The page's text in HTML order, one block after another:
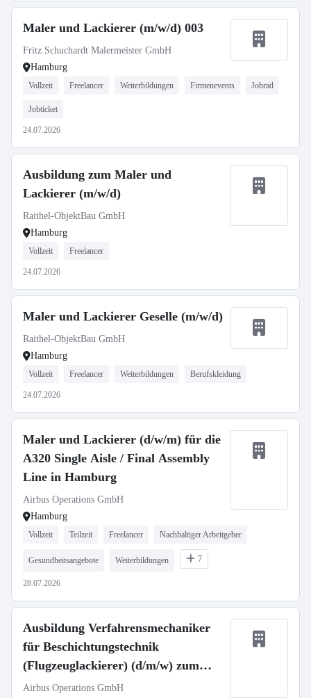
Maler und Lackierer (m/w/d) 003
Fritz Schuchardt Malermeister GmbH
Hamburg
Vollzeit Freelancer Weiterbildungen Firmenevents Jobrad
Jobticket
24.07.2026
Ausbildung zum Maler und
Lackierer (m/w/d)
Raithel-ObjektBau GmbH
Hamburg
Vollzeit Freelancer
24.07.2026
Maler und Lackierer Geselle (m/w/d)
Raithel-ObjektBau GmbH
Hamburg
Vollzeit Freelancer Weiterbildungen Berufskleidung
24.07.2026
Maler und Lackierer (d/w/m) für die
A320 Single Aisle / Final Assembly
Line in Hamburg
Airbus Operations GmbH
Hamburg
Vollzeit Teilzeit Freelancer Nachhaltiger Arbeitgeber
Gesundheitsangebote Weiterbildungen 7
28.07.2026
Ausbildung Verfahrensmechaniker
für Beschichtungstechnik
(Flugzeuglackierer) (d/m/w) zum
01.09.2027
Airbus Operations GmbH